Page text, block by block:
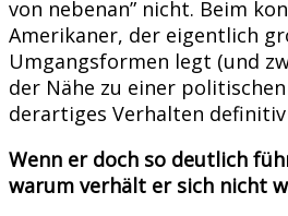
von nebenan” nicht. Beim
Amerikaner, der eigentlich
Umgangsformen legt (und
der Nähe zu einer
derartiges Verhalten
Wenn er doch so deutlich
warum verhält er sich nicht